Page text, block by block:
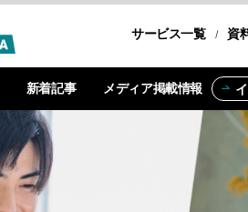
サービス一覧
転職コース 資
新着記事 メディア掲載情報